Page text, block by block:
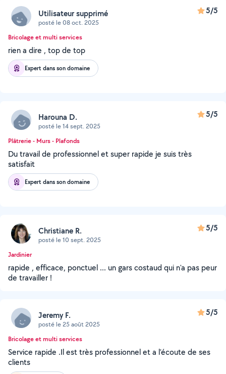
Utilisateur supprimé
posté le 08 oct. 2025
5/5
Bricolage et multi services
rien a dire , top de top
Expert dans son domaine
Harouna D.
posté le 14 sept. 2025
5/5
Plâtrerie - Murs - Plafonds
Du travail de professionnel et super rapide je suis très
satisfait
Expert dans son domaine
Christiane R.
posté le 10 sept. 2025
5/5
Jardinier
rapide , efficace, ponctuel ... un gars costaud qui n'a pas peur
de travailler !
Jeremy F.
posté le 25 août 2025
5/5
Bricolage et multi services
Service rapide .Il est très professionnel et a l’écoute de ses
clients